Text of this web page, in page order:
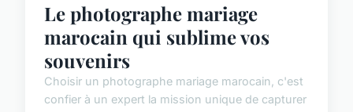
Le photographe mariage
marocain qui sublime vos
souvenirs
Choisir un photographe mariage marocain, c'est
confier à un expert la mission unique de capturer